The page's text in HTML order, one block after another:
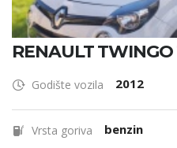
RENAULT TWINGO
Godište vozila 2012
Vrsta goriva benzin